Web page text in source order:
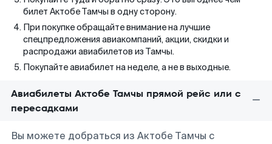
билет Актобе Тамчы в одну сторону.
При покупке обращайте внимание на лучшие
спецпредложения авиакомпаний, акции, скидки и
распродажи авиабилетов из Тамчы.
Покупайте авиабилет на неделе, а не в выходные.
Авиабилеты Актобе Тамчы прямой рейс или с
пересадками
Вы можете добраться из Актобе Тамчы с